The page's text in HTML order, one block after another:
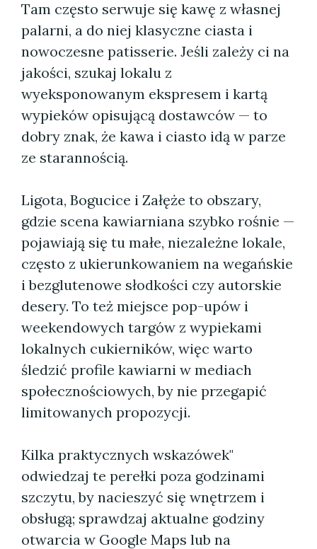
Tam często serwuje się kawę z własnej
palarni, a do niej klasyczne ciasta i
nowoczesne patisserie. Jeśli zależy ci na
jakości, szukaj lokalu z
wyeksponowanym ekspresem i kartą
wypieków opisującą dostawców — to
dobry znak, że kawa i ciasto idą w parze
ze starannością.
Ligota, Bogucice i Załęże to obszary,
gdzie scena kawiarniana szybko rośnie —
pojawiają się tu małe, niezależne lokale,
często z ukierunkowaniem na wegańskie
i bezglutenowe słodkości czy autorskie
desery. To też miejsce pop-upów i
weekendowych targów z wypiekami
lokalnych cukierników, więc warto
śledzić profile kawiarni w mediach
społecznościowych, by nie przegapić
limitowanych propozycji.
Kilka praktycznych wskazówek"
odwiedzaj te perełki poza godzinami
szczytu, by nacieszyć się wnętrzem i
obsługą; sprawdzaj aktualne godziny
otwarcia w Google Maps lub na